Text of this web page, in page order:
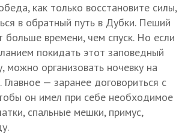
как только восстановите силы,
в обратный путь в Дубки. Пеший
больше времени, чем спуск. Но если
покидать этот заповедный
можно организовать ночевку на
Главное — заранее договориться с
он имел при себе необходимое
спальные мешки, примус,